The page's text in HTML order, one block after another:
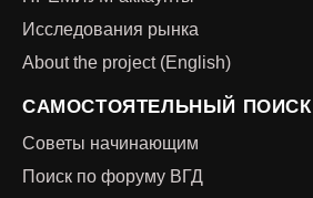
Исследования рынка
About the project (English)
САМОСТОЯТЕЛЬНЫЙ ПОИСК
Советы начинающим
Поиск по форуму ВГД